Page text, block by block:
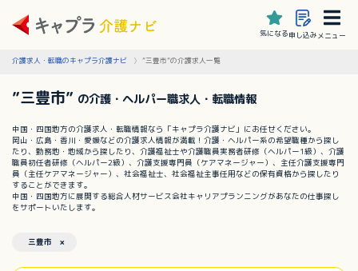
気になる申し込みメニュー
介護求人・転職のキャプラ介護ナビ ”三豊市”の介護求人一覧
”三豊市” の介護・ヘルパー職求人・転職情報
中国・四国地方の介護求人・転職情報なら「キャプラ介護ナビ」にお任せください。
岡山・広島・香川・愛媛などの介護求人情報が満載！介護・ヘルパー系の希望職種から探し
たり、勤務地・地域から探したり、介護福祉士や介護職員実務者研修（ヘルパー1級）、介護
職員初任者研修（ヘルパー2級）、介護支援専門員（ケアマネージャー）、主任介護支援専門
員（主任ケアマネージャー）、社会福祉士、社会福祉主事任用などの保有資格から探したり
することができます。
中国・四国地方に展開する総合人材サービス会社キャリアプランニングがあなたの仕事探し
をサポートいたします。
三豊市 ×